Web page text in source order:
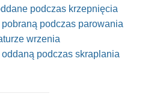
podczas krzepnięcia
podczas parowania
wrzenia
podczas skraplania